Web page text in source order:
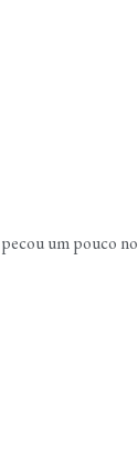
um pouco no